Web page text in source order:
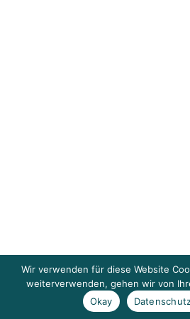
Wir verwenden für diese Website
weiterverwenden, gehen wir von
Okay